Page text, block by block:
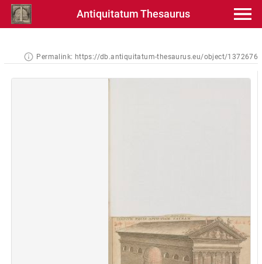
Antiquitatum Thesaurus
Permalink: https://db.antiquitatum-thesaurus.eu/object/1372676